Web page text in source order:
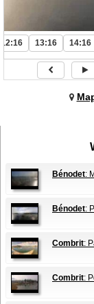
12:16 13:16 14:16
Bénodet:
Bénodet:
Combrit:
Combrit: